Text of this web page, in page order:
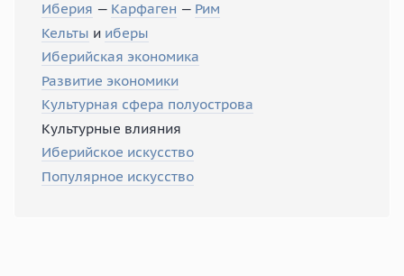
Иберия — Карфаген — Рим
Кельты и иберы
Иберийская экономика
Развитие экономики
Культурная сфера полуострова
Культурные влияния
Иберийское искусство
Популярное искусство